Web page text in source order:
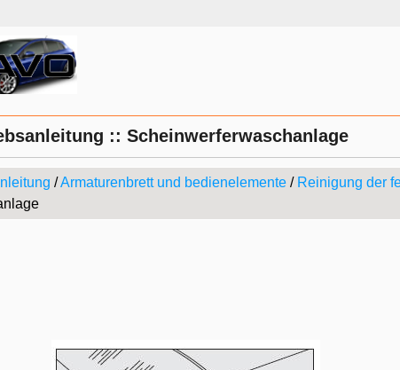
:: Scheinwerferwaschanlage
/Armaturenbrett und bedienelemente / Reinigung der